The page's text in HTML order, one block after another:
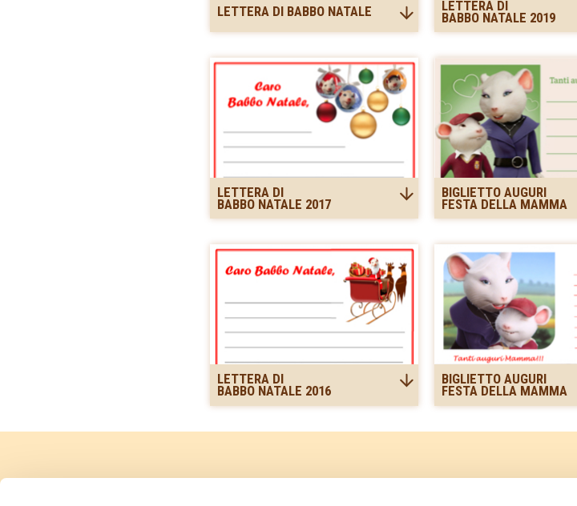
LETTERA DI BABBO NATALE LETTERA DI
BABBO NATALE 2019
LETTERA DI
BABBO NATALE 2017
BIGLIETTO AUGURI
FESTA DELLA MAMMA
LETTERA DI
BABBO NATALE 2016
BIGLIETTO AUGURI
FESTA DELLA MAMMA